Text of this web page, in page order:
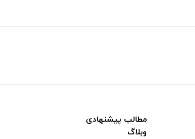
مطالب پیشنهادی
وبلاگ